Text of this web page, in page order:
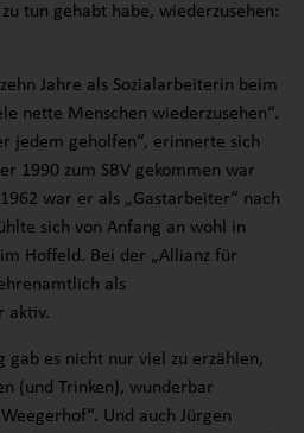
tun gehabt habe, wiederzusehen:
Jahre als Sozialarbeiterin beim
nette Menschen wiederzusehen“.
jedem geholfen“, erinnerte sich
1990 zum SBV gekommen war
war er als „Gastarbeiter“ nach
sich von Anfang an wohl in
Hoffeld. Bei der „Allianz für
als
aktiv.
gab es nicht nur viel zu erzählen,
(und Trinken), wunderbar
Und auch Jürgen